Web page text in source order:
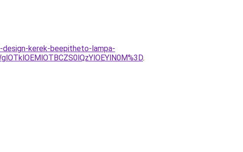
kerek-beepitheto-lampa-
.